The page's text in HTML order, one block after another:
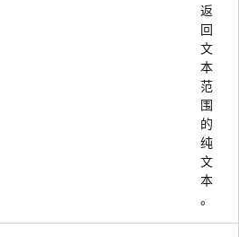
返
回
文
本
范
围
的
纯
文
本
。